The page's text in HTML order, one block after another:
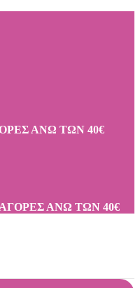
ΑΝΩ ΤΩΝ 40€
ΑΝΩ ΤΩΝ 40€